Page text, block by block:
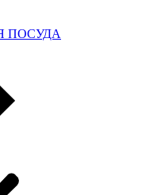
ПОСУДА